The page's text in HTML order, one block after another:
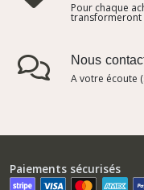
Pour chaque
transformeront
Nous
A votre écoute
Paiements sécurisés